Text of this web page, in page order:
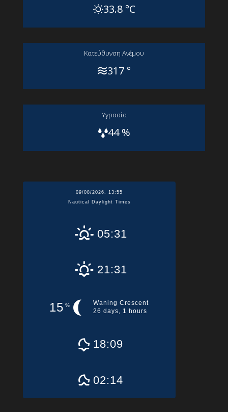
33.8 °C
Kατεύθυνση Aνέμου
317 °
Yγρασία
44 %
09/08/2026, 13:55
Nautical Daylight Times
05:31
21:31
15 %
Waning Crescent
26 days, 1 hours
18:09
02:14